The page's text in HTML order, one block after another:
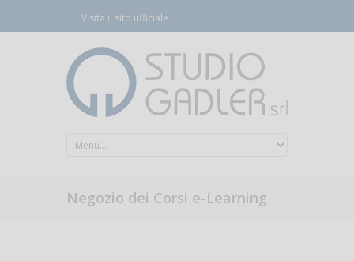
Visita il sito ufficiale
Negozio dei Corsi e-Learning